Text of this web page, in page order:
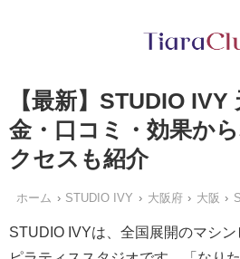
【最新】STUDIO
金・口コミ・効果か
クセスも紹介
ホーム STUDIO IVY 大阪府 大阪
STUDIO IVYは、全国展開のマシ